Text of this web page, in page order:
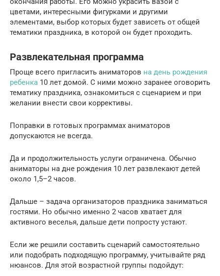
цветами, интересными фигурками и другими
элементами, выбор которых будет зависеть от общей
тематики праздника, в которой он будет проходить.
Развлекательная программа
Проще всего пригласить аниматоров на день рождения
ребенка 10 лет домой. С ними можно заранее оговорить
тематику праздника, ознакомиться с сценарием и при
желании внести свои коррективы.
Поправки в готовых программах аниматоров
допускаются не всегда.
Да и продолжительность услуги ограничена. Обычно
аниматоры на дне рождения 10 лет развлекают детей
около 1,5–2 часов.
Дальше – задача организаторов праздника заниматься
гостями. Но обычно именно 2 часов хватает для
активного веселья, дальше дети попросту устают.
Если же решили составить сценарий самостоятельно
или подобрать подходящую программу, учитывайте ряд
нюансов. Для этой возрастной группы подойдут: